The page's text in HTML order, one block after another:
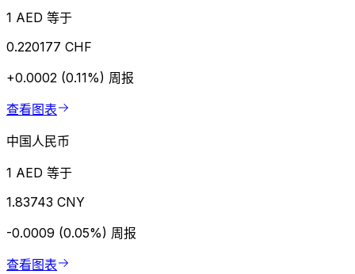
1 AED 等于
0.220177 CHF
+0.0002 (0.11%) 周报
查看图表
中国人民币
1 AED 等于
1.83743 CNY
-0.0009 (0.05%) 周报
查看图表